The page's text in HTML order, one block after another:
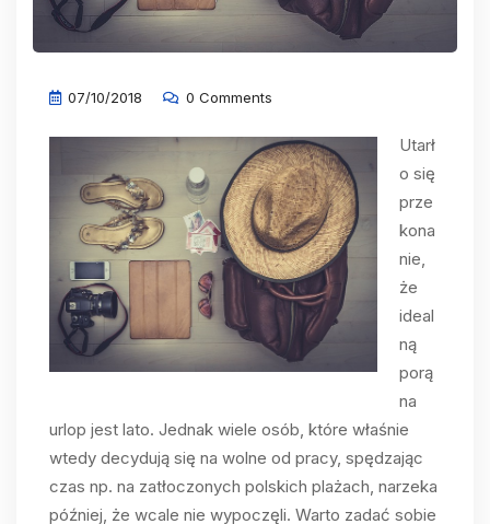
07/10/2018 0 Comments
Utarł
o się
prze
kona
nie,
że
ideal
ną
porą
na
urlop jest lato. Jednak wiele osób, które właśnie
wtedy decydują się na wolne od pracy, spędzając
czas np. na zatłoczonych polskich plażach, narzeka
później, że wcale nie wypoczęli. Warto zadać sobie